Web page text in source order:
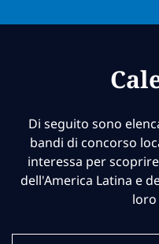
Di seguito sono
bandi di concorso
interessa per
dell'America Latina e
loro